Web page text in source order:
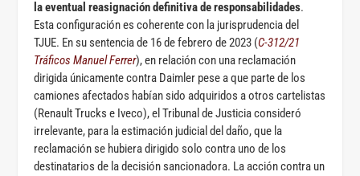
la eventual reasignación definitiva de responsabilidades.
Esta configuración es coherente con la jurisprudencia del
TJUE. En su sentencia de 16 de febrero de 2023 (C-312/21
Tráficos Manuel Ferrer), en relación con una reclamación
dirigida únicamente contra Daimler pese a que parte de los
camiones afectados habían sido adquiridos a otros cartelistas
(Renault Trucks e Iveco), el Tribunal de Justicia consideró
irrelevante, para la estimación judicial del daño, que la
reclamación se hubiera dirigido solo contra uno de los
destinatarios de la decisión sancionadora. La acción contra un